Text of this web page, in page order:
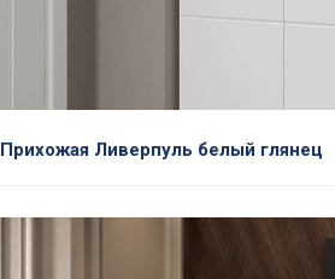
Прихожая Ливерпуль белый глянец